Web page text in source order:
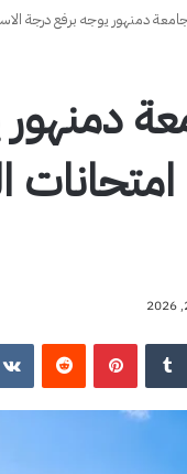
دمنهور يوجه برفع درجة
دمنهور
بينتيريست